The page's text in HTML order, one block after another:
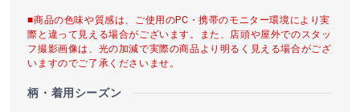
■商品の色味や質感は、ご使用のPC・携帯のモニター環境により実
際と違って見える場合がございます。また、店頭や屋外でのスタッ
フ撮影画像は、光の加減で実際の商品より明るく見える場合がござ
いますのでご了承くださいませ。
柄・着用シーズン